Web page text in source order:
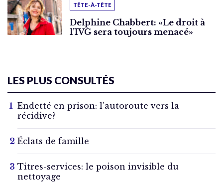
TÊTE-À-TÊTE
Delphine Chabbert: «Le droit à
l’IVG sera toujours menacé»
LES PLUS CONSULTÉS
Endetté en prison: l’autoroute vers la
récidive?
Éclats de famille
Titres-services: le poison invisible du
nettoyage